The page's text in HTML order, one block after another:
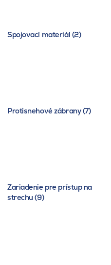
Spojovací materiál (2)
Protisnehové zábrany (7)
Zariadenie pre prístup na
strechu (9)